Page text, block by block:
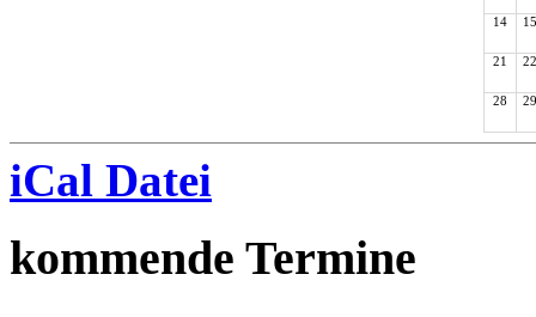
14 15
21 22
28 29
iCal Datei
kommende Termine